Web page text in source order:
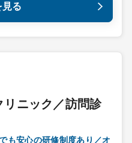
る
リニック／訪問診
も安心の研修制度あり／オ